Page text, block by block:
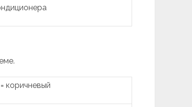
коричневый